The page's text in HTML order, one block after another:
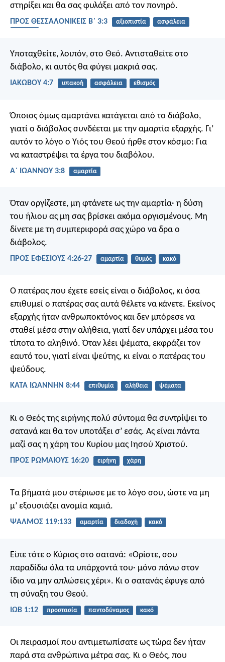
στηρίξει και θα σας φυλάξει από τον πονηρό.
ΠΡΟΣ ΘΕΣΣΑΛΟΝΙΚΕΙΣ Β΄ 3:3 αξιοπιστία
ασφάλεια
Υποταχθείτε, λοιπόν, στο Θεό. Αντισταθείτε στο
διάβολο, κι αυτός θα φύγει μακριά σας.
ΙΑΚΩΒΟΥ 4:7 υπακοή ασφάλεια εθισμός
Όποιος όμως αμαρτάνει κατάγεται από το διάβολο,
γιατί ο διάβολος συνδέεται με την αμαρτία εξαρχής. Γι’
αυτόν το λόγο ο Υιός του Θεού ήρθε στον κόσμο: Για
να καταστρέψει τα έργα του διαβόλου.
Α΄ ΙΩΑΝΝΟΥ 3:8 αμαρτία
Όταν οργίζεστε, μη φτάνετε ως την αμαρτία· η δύση
του ήλιου ας μη σας βρίσκει ακόμα οργισμένους. Μη
δίνετε με τη συμπεριφορά σας χώρο να δρα ο
διάβολος.
ΠΡΟΣ ΕΦΕΣΙΟΥΣ 4:26-27 αμαρτία θυμός κακό
Ο πατέρας που έχετε εσείς είναι ο διάβολος, κι όσα
επιθυμεί ο πατέρας σας αυτά θέλετε να κάνετε. Εκείνος
εξαρχής ήταν ανθρωποκτόνος και δεν μπόρεσε να
σταθεί μέσα στην αλήθεια, γιατί δεν υπάρχει μέσα του
τίποτα το αληθινό. Όταν λέει ψέματα, εκφράζει τον
εαυτό του, γιατί είναι ψεύτης, κι είναι ο πατέρας του
ψεύδους.
ΚΑΤΑ ΙΩΑΝΝΗΝ 8:44 επιθυμία αλήθεια ψέματα
Κι ο Θεός της ειρήνης πολύ σύντομα θα συντρίψει το
σατανά και θα τον υποτάξει σ’ εσάς. Ας είναι πάντα
μαζί σας η χάρη του Κυρίου μας Ιησού Χριστού.
ΠΡΟΣ ΡΩΜΑΙΟΥΣ 16:20 ειρήνη χάρη
Τα βήματά μου στέριωσε με το λόγο σου, ώστε να μη
μ’ εξουσιάζει ανομία καμιά.
ΨΑΛΜΌΣ 119:133 αμαρτία διαδοχή κακό
Είπε τότε ο Κύριος στο σατανά: «Ορίστε, σου
παραδίδω όλα τα υπάρχοντά του· μόνο πάνω στον
ίδιο να μην απλώσεις χέρι». Κι ο σατανάς έφυγε από
τη σύναξη του Θεού.
ΙΩΒ 1:12 προστασία παντοδύναμος κακό
Οι πειρασμοί που αντιμετωπίσατε ως τώρα δεν ήταν
παρά στα ανθρώπινα μέτρα σας. Κι ο Θεός, που